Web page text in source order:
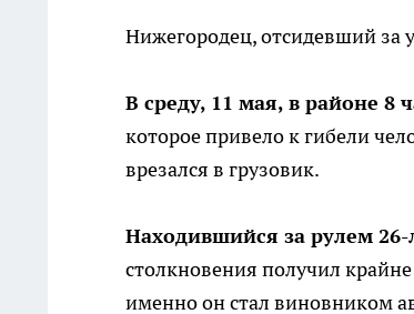
Нижегородец, отсидевший за
В среду, 11 мая, в районе 8
которое привело к гибели
врезался в грузовик.
Находившийся за рулем
столкновения получил
именно он стал виновником